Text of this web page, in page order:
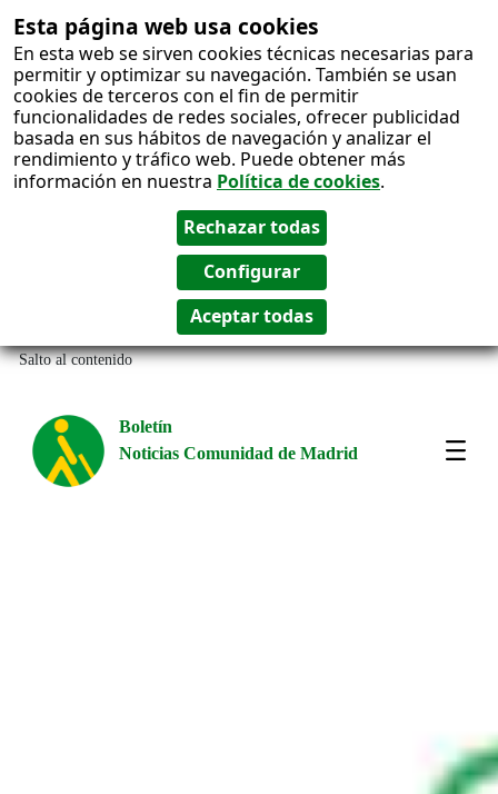
Esta página web usa cookies
En esta web se sirven cookies técnicas necesarias para
permitir y optimizar su navegación. También se usan
cookies de terceros con el fin de permitir
funcionalidades de redes sociales, ofrecer publicidad
basada en sus hábitos de navegación y analizar el
rendimiento y tráfico web. Puede obtener más
información en nuestra Política de cookies.
Salto al contenido
Boletín
Noticias Comunidad de Madrid